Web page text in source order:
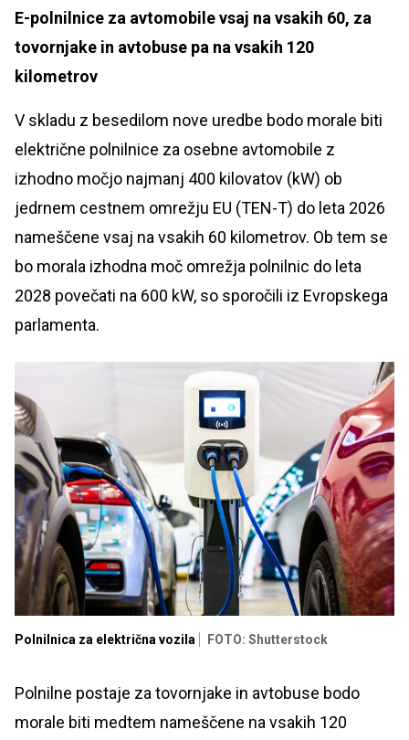
E-polnilnice za avtomobile vsaj na vsakih 60, za
tovornjake in avtobuse pa na vsakih 120
kilometrov
V skladu z besedilom nove uredbe bodo morale biti
električne polnilnice za osebne avtomobile z
izhodno močjo najmanj 400 kilovatov (kW) ob
jedrnem cestnem omrežju EU (TEN-T) do leta 2026
nameščene vsaj na vsakih 60 kilometrov. Ob tem se
bo morala izhodna moč omrežja polnilnic do leta
2028 povečati na 600 kW, so sporočili iz Evropskega
parlamenta.
Polnilnica za električna vozila FOTO: Shutterstock
Polnilne postaje za tovornjake in avtobuse bodo
morale biti medtem nameščene na vsakih 120